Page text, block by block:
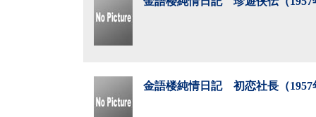
金語楼純情日記 初恋社長（1957